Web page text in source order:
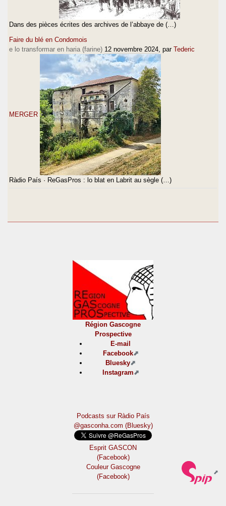
Dans des pièces écrites des archives de l’abbaye de (…)
Faire du blé en Condomois
e lo transformar en haria (farine) 12 novembre 2024 , par Tederic
MERGER
Ràdio País · ReGasPros : lo blat en Labrit au sègle (…)
Région Gascogne
Prospective
E-mail
Facebook
Bluesky
Instagram
Podcasts sur Ràdio País
@gasconha.com (Bluesky)
Esprit GASCON
(Facebook)
Couleur Gascogne
(Facebook)